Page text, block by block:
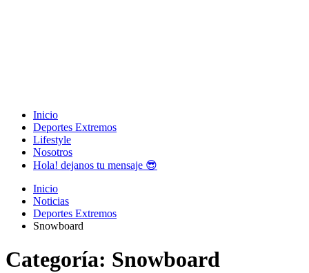
Inicio
Deportes Extremos
Lifestyle
Nosotros
Hola! dejanos tu mensaje 😎
Inicio
Noticias
Deportes Extremos
Snowboard
Categoría: Snowboard